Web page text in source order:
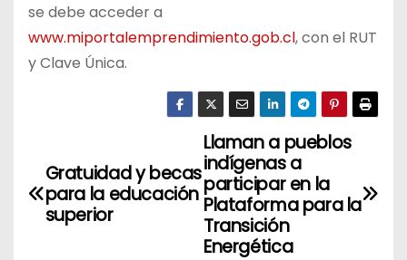
se debe acceder a
www.miportalemprendimiento.gob.cl, con el RUT
y Clave Única.
a
Llaman a pueblos
indígenas a
participar en la
Plataforma para la
Transición
Energética
Gratuidad y becas
para la educación
superior